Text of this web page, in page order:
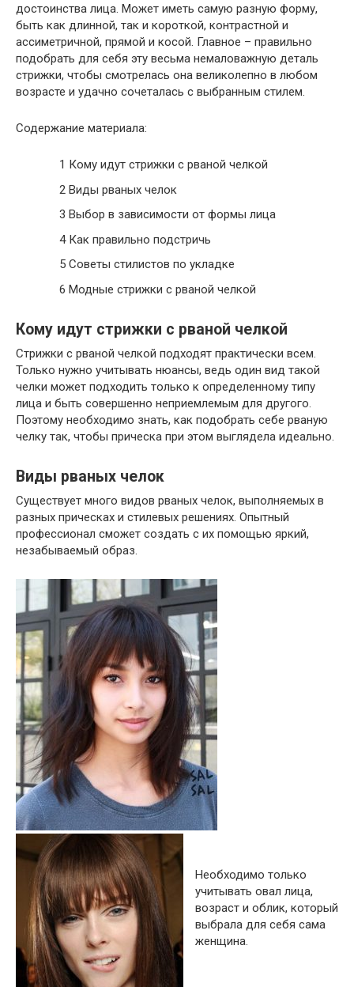
достоинства лица. Может иметь самую разную форму,
быть как длинной, так и короткой, контрастной и
ассиметричной, прямой и косой. Главное – правильно
подобрать для себя эту весьма немаловажную деталь
стрижки, чтобы смотрелась она великолепно в любом
возрасте и удачно сочеталась с выбранным стилем.
Содержание материала:
1 Кому идут стрижки с рваной челкой
2 Виды рваных челок
3 Выбор в зависимости от формы лица
4Как правильно подстричь
5 Советы стилистов по укладке
6 Модные стрижки с рваной челкой
Кому идут стрижки с рваной челкой
Стрижки с рваной челкой подходят практически всем.
Только нужно учитывать нюансы, ведь один вид такой
челки может подходить только к определенному типу
лица и быть совершенно неприемлемым для другого.
Поэтому необходимо знать, как подобрать себе рваную
челку так, чтобы прическа при этом выглядела идеально.
Виды рваных челок
Существует много видов рваных челок, выполняемых в
разных прическах и стилевых решениях. Опытный
профессионал сможет создать с их помощью яркий,
незабываемый образ.
Необходимо только
учитывать овал лица,
возраст и облик, который
выбрала для себя сама
женщина.